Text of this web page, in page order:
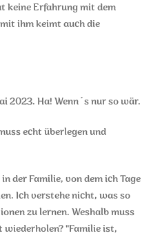
keine Erfahrung mit dem
ihm keimt auch die
2023. Ha! Wenn´s nur so wär.
echt überlegen und
der Familie, von dem ich Tage
Ich verstehe nicht, was so
zu lernen. Weshalb muss
wiederholen? "Familie ist,